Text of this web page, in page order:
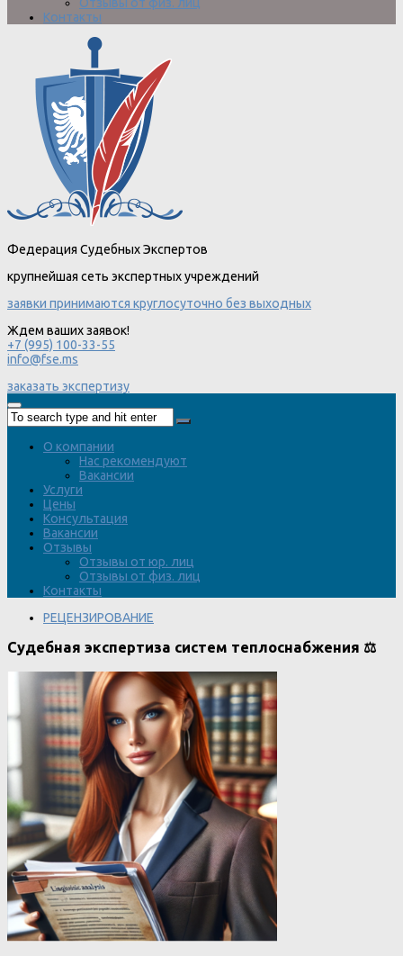
Отзывы от физ. лиц
Контакты
Федерация Судебных Экспертов
крупнейшая сеть экспертных учреждений
заявки принимаются круглосуточно без выходных
Ждем ваших заявок!
+7 (995) 100-33-55
info@fse.ms
заказать экспертизу
О компании
Нас рекомендуют
Вакансии
Услуги
Цены
Консультация
Вакансии
Отзывы
Отзывы от юр. лиц
Отзывы от физ. лиц
Контакты
РЕЦЕНЗИРОВАНИЕ
Судебная экспертиза систем теплоснабжения ⚖️